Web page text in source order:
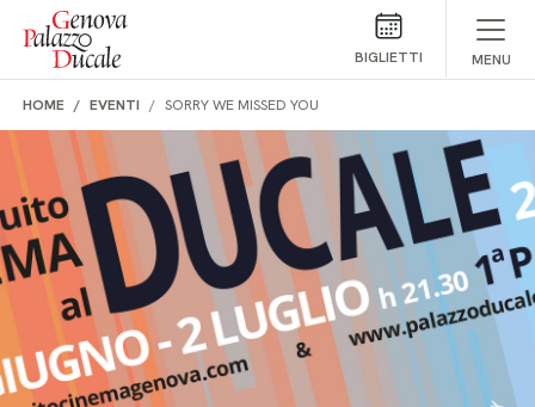
Salta al contenuto
BIGLIETTI MENU
HOME EVENTI SORRY WE MISSED YOU